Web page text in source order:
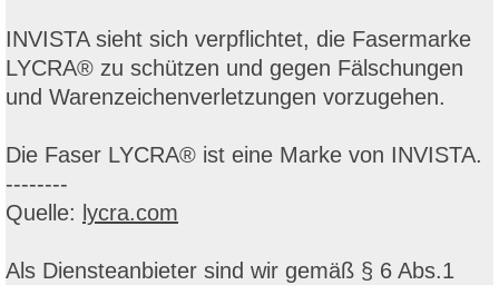
INVISTA sieht sich verpflichtet, die Fasermarke
LYCRA® zu schützen und gegen Fälschungen
und Warenzeichenverletzungen vorzugehen.
Die Faser LYCRA® ist eine Marke von INVISTA.
--------
Quelle: lycra.com
Als Diensteanbieter sind wir gemäß § 6 Abs.1